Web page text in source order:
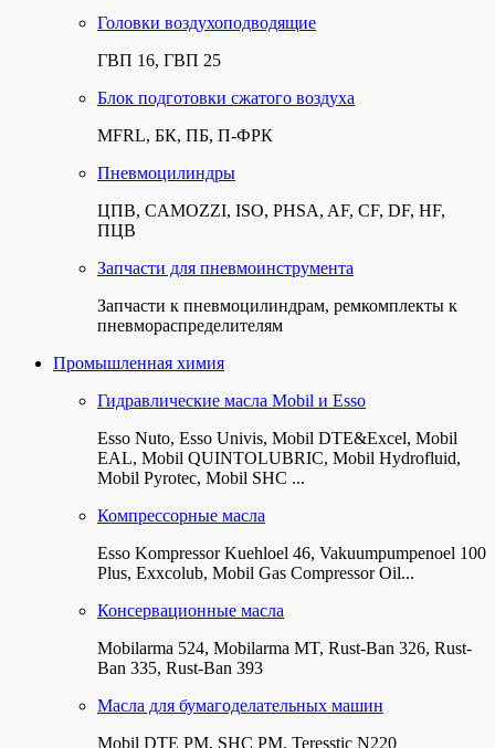
Головки воздухоподводящие
ГВП 16, ГВП 25
Блок подготовки сжатого воздуха
MFRL, БК, ПБ, П-ФРК
Пневмоцилиндры
ЦПВ, CAMOZZI, ISO, PHSA, AF, CF, DF, HF,
ПЦВ
Запчасти для пневмоинструмента
Запчасти к пневмоцилиндрам, ремкомплекты к
пневмораспределителям
Промышленная химия
Гидравлические масла Mobil и Esso
Esso Nuto, Esso Univis, Mobil DTE&Excel, Mobil
EAL, Mobil QUINTOLUBRIC, Mobil Hydrofluid,
Mobil Pyrotec, Mobil SHC ...
Компрессорные масла
Esso Kompressor Kuehloel 46, Vakuumpumpenoel 100
Plus, Exxcolub, Mobil Gas Compressor Oil...
Консервационные масла
Mobilarma 524, Mobilarma MT, Rust-Ban 326, Rust-
Ban 335, Rust-Ban 393
Масла для бумагоделательных машин
Mobil DTE РМ, SHC PM, Teresstic N220